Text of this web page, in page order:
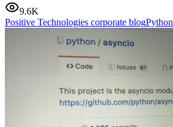
9.6K
Positive Technologies corporate blogPython